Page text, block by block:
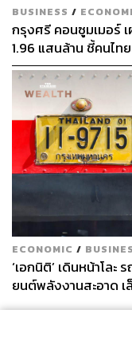
วิธีทำ
นำส่วนผสมทั้ง
คนให้เข้ากันเป็
เทใส่แก้วที่เตรีย
ตกแต่งด้วยแตง
ท็อปเติมความส
BUSINESS /
กรุงศรี คอนซูมเมอร์
1.96 แสนล้าน ชี้คนไ
เศรษฐกิจผันผวนฉุดผ
ECONOMIC /
‘เอกนิติ’ เดินหน้าโล
ยนต์พลังงานสะอาด